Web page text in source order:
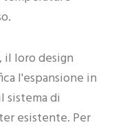
il loro design
l'espansione in
sistema di
esistente. Per